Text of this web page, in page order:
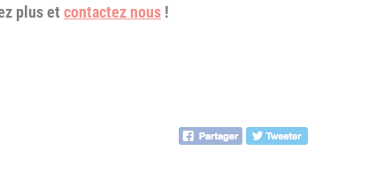
plus etcontactez nous !